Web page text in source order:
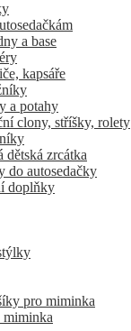
a base
kapsáře
a potahy
clony, stříšky, rolety
dětská zrcátka
do autosedačky
doplňky
pro miminka